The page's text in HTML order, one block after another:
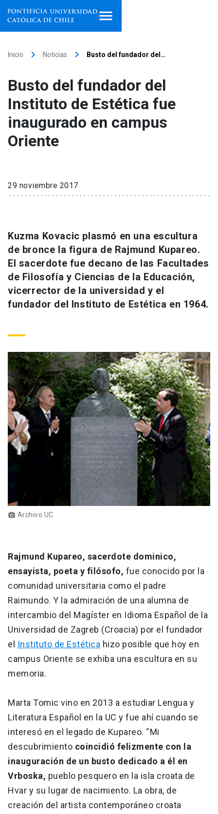
Facultades, escuelas e
institutos
Investigación
Información para keyboard_arrow_down
Futuros estudiantes
Estudiantes
Alumni launch
Padres y familia
Vecinos launch
Go to english site launch
ACCESOS DIRECTOS
Correo UC launch
Mi Portal UC launch
Medios Biblioteca launch
Donaciones launch
Inicio keyboard_arrow_right Noticias keyboard_arrow_right Busto del fundador del…
Busto del fundador del
Instituto de Estética fue
inaugurado en campus
Oriente
29 noviembre 2017
Kuzma Kovacic plasmó en una escultura
de bronce la figura de Rajmund Kupareo.
El sacerdote fue decano de las Facultades
de Filosofía y Ciencias de la Educación,
vicerrector de la universidad y el
fundador del Instituto de Estética en 1964.
photo_camera Archivo UC
Rajmund Kupareo, sacerdote dominico,
ensayista, poeta y filósofo, fue conocido por la
comunidad universitaria como el padre
Raimundo. Y la admiración de una alumna de
intercambio del Magíster en Idioma Español de la
Universidad de Zagreb (Croacia) por el fundador
el
Instituto de Estética hizo posible que hoy en
campus Oriente se exhiba una escultura en su
memoria.
Marta Tomic vino en 2013 a estudiar Lengua y
Literatura Español en la UC y fue ahí cuando se
interesó en el legado de Kupareo. “Mi
descubrimiento coincidió felizmente con la
inauguración de un busto dedicado a él en
Vrboska, pueblo pesquero en la isla croata de
Hvar y su lugar de nacimiento. La obra, de
creación del artista contemporáneo croata